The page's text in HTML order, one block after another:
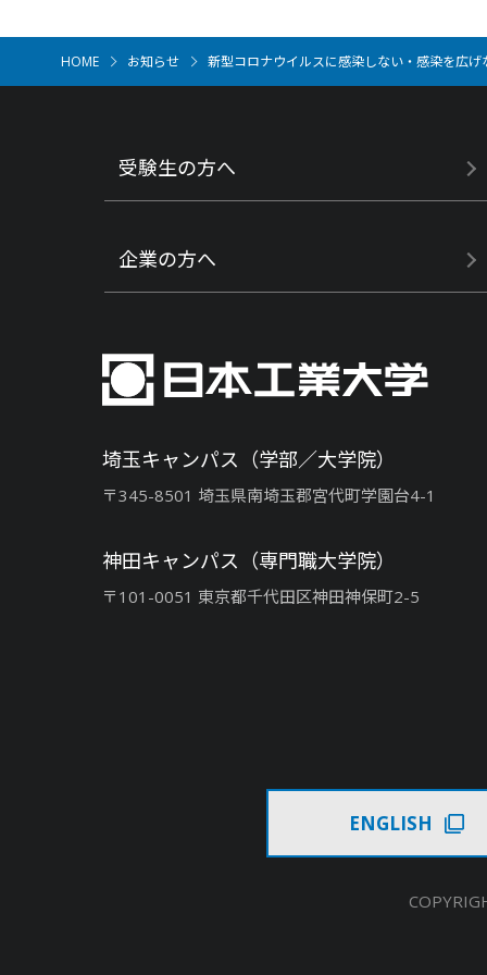
HOME お知らせ 新型コロナウイルスに感染しない・感染を広
受験生の方へ
企業の方へ
埼玉キャンパス（学部／大学院）
〒345-8501 埼玉県南埼玉郡宮代町学園台4-1
神田キャンパス（専門職大学院）
〒101-0051 東京都千代田区神田神保町2-5
ENGLISH